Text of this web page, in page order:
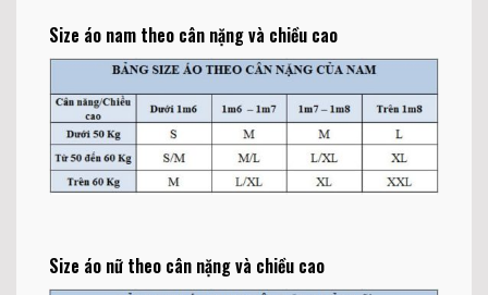
Size áo nam theo cân nặng và chiều cao
Size áo nữ theo cân nặng và chiều cao